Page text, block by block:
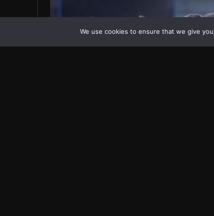
We use cookies to ensure that we give